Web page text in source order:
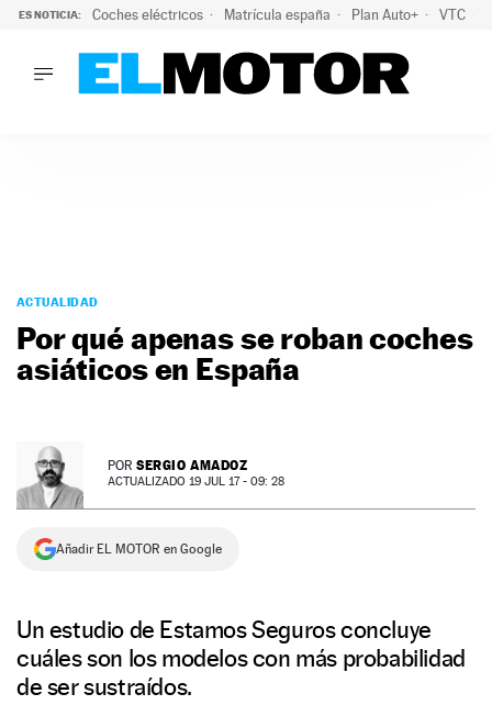
ES NOTICIA: Coches eléctricos Matrícula españa Plan Auto+ VTC
PODCAST
MOTOS
TECNOLOGÍA
PREMIOS
SERVICIOS
ACTUALIDAD
Por qué apenas se roban coches
asiáticos en España
POR SERGIO AMADOZ
ACTUALIZADO 19 JUL 17 - 09: 28
Añadir EL MOTOR en Google
Un estudio de Estamos Seguros concluye
cuáles son los modelos con más probabilidad
de ser sustraídos.